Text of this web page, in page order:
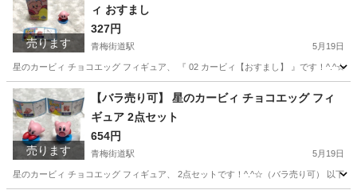
売ります
ィ おすまし
327円
青梅街道駅 5月19日
星のカービィ チョコエッグ フィギュア、 『 02 カービィ【おすまし】 』です！^.^☆
東京 小平市 青梅街道駅 フィギュア 星のカービィ
売ります
【バラ売り可】 星のカービィ チョコエッグ フィ
ギュア 2点セット
654円
青梅街道駅 5月19日
星のカービィ チョコエッグ フィギュア、 2点セットです！^.^☆（バラ売り可） 以下